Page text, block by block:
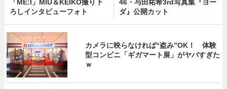
「ME:I」MIU＆KEIKO撮り下
ろしインタビューフォト
46・与田祐希3rd写真集『ヨー
ダ』公開カット
カメラに映らなければ“盗み”OK！ 体験
型コンビニ「ギガマート展」がヤバすぎた
ｗ